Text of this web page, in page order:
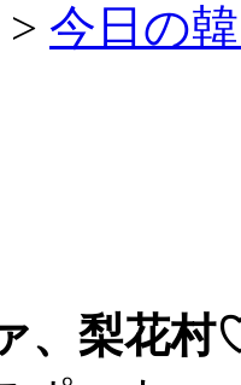
> 今日の
、梨花